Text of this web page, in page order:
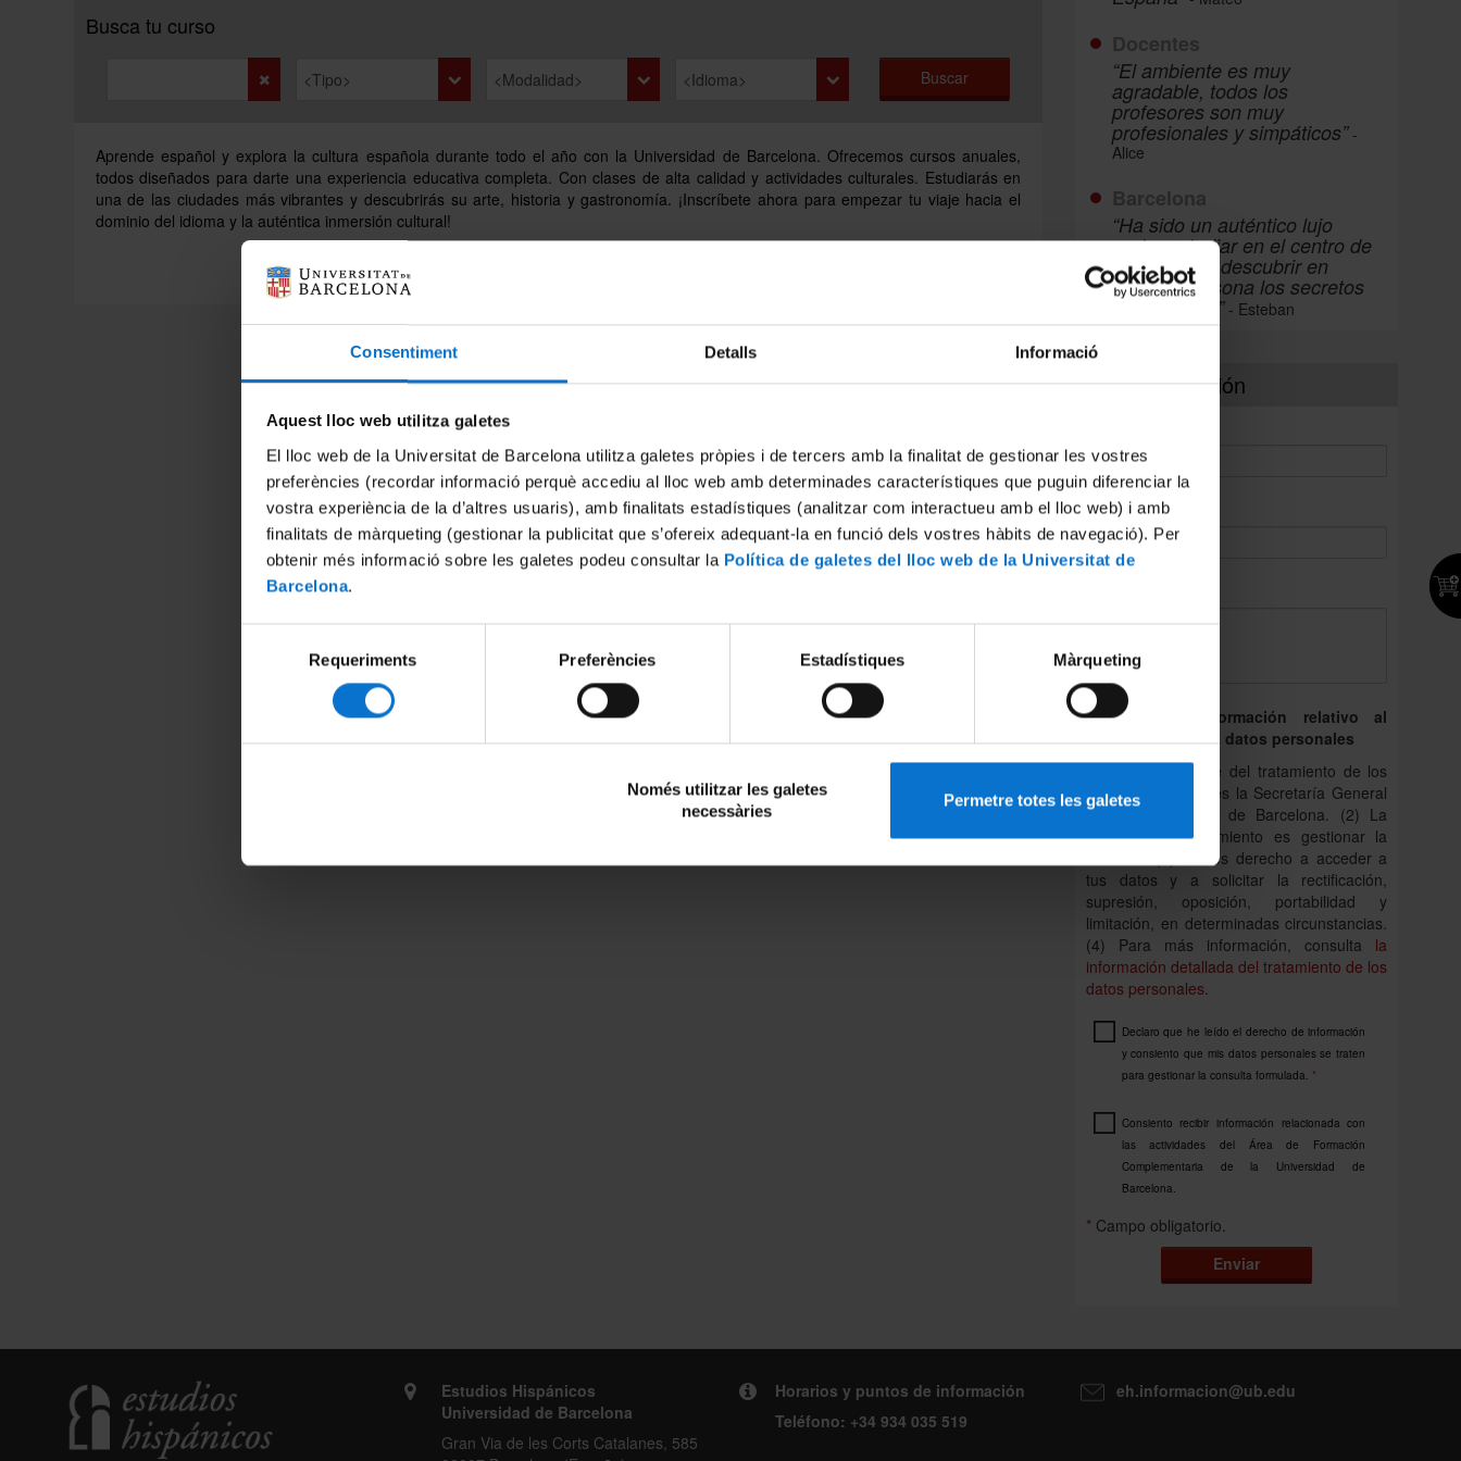
Consentiment Detalls Informació
Aquest lloc web utilitza galetes
El lloc web de la Universitat de Barcelona utilitza galetes pròpies i de tercers amb la finalitat de gestionar les vostres
preferències (recordar informació perquè accediu al lloc web amb determinades característiques que puguin diferenciar la
vostra experiència de la d’altres usuaris), amb finalitats estadístiques (analitzar com interactueu amb el lloc web) i amb
finalitats de màrqueting (gestionar la publicitat que s’ofereix adequant-la en funció dels vostres hàbits de navegació). Per
obtenir més informació sobre les galetes podeu consultar la Política de galetes del lloc web de la Universitat de
Barcelona.
consentiment
Requeriments Preferències Estadístiques Màrqueting
Només utilitzar les galetes
necessàries
Permetre totes les galetes
Busca tu curso
Buscar
Aprende español y explora la cultura española durante todo el año con la Universidad de Barcelona. Ofrecemos cursos anuales,
todos diseñados para darte una experiencia educativa completa. Con clases de alta calidad y actividades culturales. Estudiarás en
una de las ciudades más vibrantes y descubrirás su arte, historia y gastronomía. ¡Inscríbete ahora para empezar tu viaje hacia el
dominio del idioma y la auténtica inmersión cultural!
Docentes
“El ambiente es muy
agradable, todos los
profesores son muy
profesionales y simpáticos”-
Alice
Barcelona
“Ha sido un auténtico lujo
poder estudiar en el centro de
Barcelona y descubrir en
primera persona los secretos
de la ciudad”- Esteban
Más información
Correo electrónico:
Derecho de información relativo al
tratamiento de los datos personales
(1) La responsable del tratamiento de los
datos personales es la Secretaría General
de la Universidad de Barcelona. (2) La
finalidad del tratamiento es gestionar la
consulta. (3) Tienes derecho a acceder a
tus datos y a solicitar la rectificación,
supresión, oposición, portabilidad y
limitación, en determinadas circunstancias.
(4) Para más información, consulta la
información detallada del tratamiento de los
datos personales.
Declaro que he leído el derecho de información
y consiento que mis datos personales se traten
para gestionar la consulta formulada. *
Consiento recibir información relacionada con
las actividades del Área de Formación
Complementaria de la Universidad de
Barcelona.
* Campo obligatorio.
Enviar
Estudios Hispánicos
Universidad de Barcelona
Gran Via de les Corts Catalanes, 585
Horarios y puntos de información
Teléfono: +34 934 035 519
eh.informacion@ub.edu